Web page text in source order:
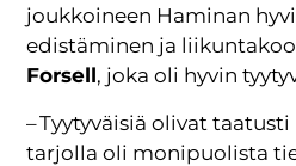
joukkoineen Haminan
edistäminen ja
Forsell, joka oli hyvin
– Tyytyväisiä olivat
tarjolla oli monipuolista